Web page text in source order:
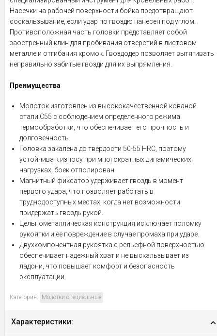
Насечки на рабочей поверхности бойка предотвращают
соскальзывание, если удар по гвоздю нанесен под углом.
Противоположная часть головки представляет собой
заостренный клин для пробивания отверстий в листовом
металле и отгибания кромок. Гвоздодер позволяет вытягивать
неправильно забитые гвозди для их выпрямления.
Преимущества
Молоток изготовлен из высококачественной кованой
стали С55 с соблюдением определенного режима
термообработки, что обеспечивает его прочность и
долговечность.
Головка закалена до твердости 50-55 HRC, поэтому
устойчива к износу при многократных динамических
нагрузках, боек отполирован.
Магнитный фиксатор удерживает гвоздь в момент
первого удара, что позволяет работать в
труднодоступных местах, когда нет возможности
придержать гвоздь рукой.
Цельнометаллическая конструкция исключает поломку
рукоятки и ее повреждение в случае промаха при ударе.
Двухкомпонентная рукоятка с рельефной поверхностью
обеспечивает надежный хват и не выскальзывает из
ладони, что повышает комфорт и безопасность
эксплуатации.
Категория: Молотки специальные
Характеристики: